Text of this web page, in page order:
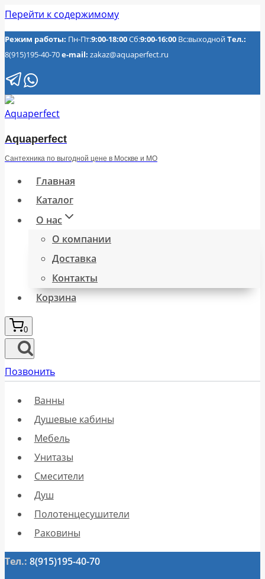
Перейти к содержимому
Режим работы: Пн-Пт:9:00-18:00Сб:9:00-16:00 Вс:выходнойТел.:
8(915)195-40-70e-mail: zakaz@aquaperfect.ru
Aquaperfect
Сантехника по выгодной цене в Москве и МО
Главная
Каталог
О нас
О компании
Доставка
Контакты
Корзина
0
Позвонить
Ванны
Душевые кабины
Мебель
Унитазы
Смесители
Душ
Полотенцесушители
Раковины
Тел.: 8(915)195-40-70